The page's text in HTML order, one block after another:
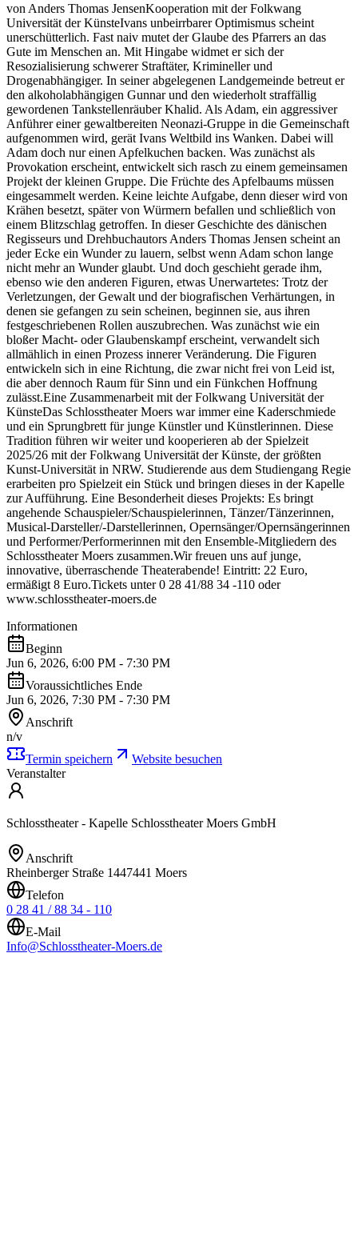
von Anders Thomas JensenKooperation mit der Folkwang
Universität der KünsteIvans unbeirrbarer Optimismus scheint
unerschütterlich. Fast naiv mutet der Glaube des Pfarrers an das
Gute im Menschen an. Mit Hingabe widmet er sich der
Resozialisierung schwerer Straftäter, Krimineller und
Drogenabhängiger. In seiner abgelegenen Landgemeinde betreut er
den alkoholabhängigen Gunnar und den wiederholt straffällig
gewordenen Tankstellenräuber Khalid. Als Adam, ein aggressiver
Anführer einer gewaltbereiten Neonazi-Gruppe in die Gemeinschaft
aufgenommen wird, gerät Ivans Weltbild ins Wanken. Dabei will
Adam doch nur einen Apfelkuchen backen. Was zunächst als
Provokation erscheint, entwickelt sich rasch zu einem gemeinsamen
Projekt der kleinen Gruppe. Die Früchte des Apfelbaums müssen
eingesammelt werden. Keine leichte Aufgabe, denn dieser wird von
Krähen besetzt, später von Würmern befallen und schließlich von
einem Blitzschlag getroffen. In dieser Geschichte des dänischen
Regisseurs und Drehbuchautors Anders Thomas Jensen scheint an
jeder Ecke ein Wunder zu lauern, selbst wenn Adam schon lange
nicht mehr an Wunder glaubt. Und doch geschieht gerade ihm,
ebenso wie den anderen Figuren, etwas Unerwartetes: Trotz der
Verletzungen, der Gewalt und der biografischen Verhärtungen, in
denen sie gefangen zu sein scheinen, beginnen sie, aus ihren
festgeschriebenen Rollen auszubrechen. Was zunächst wie ein
bloßer Macht- oder Glaubenskampf erscheint, verwandelt sich
allmählich in einen Prozess innerer Veränderung. Die Figuren
entwickeln sich in eine Richtung, die zwar nicht frei von Leid ist,
die aber dennoch Raum für Sinn und ein Fünkchen Hoffnung
zulässt.Eine Zusammenarbeit mit der Folkwang Universität der
KünsteDas Schlosstheater Moers war immer eine Kaderschmiede
und ein Sprungbrett für junge Künstler und Künstlerinnen. Diese
Tradition führen wir weiter und kooperieren ab der Spielzeit
2025/26 mit der Folkwang Universität der Künste, der größten
Kunst-Universität in NRW. Studierende aus dem Studiengang Regie
erarbeiten pro Spielzeit ein Stück und bringen dieses in der Kapelle
zur Aufführung. Eine Besonderheit dieses Projekts: Es bringt
angehende Schauspieler/Schauspielerinnen, Tänzer/Tänzerinnen,
Musical-Darsteller/-Darstellerinnen, Opernsänger/Opernsängerinnen
und Performer/Performerinnen mit den Ensemble-Mitgliedern des
Schlosstheater Moers zusammen.Wir freuen uns auf junge,
innovative, überraschende Theaterabende! Eintritt: 22 Euro,
ermäßigt 8 Euro.Tickets unter 0 28 41/88 34 -110 oder
www.schlosstheater-moers.de
Informationen
Beginn
Jun 6, 2026, 6:00 PM - 7:30 PM
Voraussichtliches Ende
Jun 6, 2026, 7:30 PM - 7:30 PM
Anschrift
n/v
Termin speichern
Website besuchen
Veranstalter
Schlosstheater - Kapelle Schlosstheater Moers GmbH
Anschrift
Rheinberger Straße 1447441 Moers
Telefon
0 28 41 / 88 34 - 110
E-Mail
Info@Schlosstheater-Moers.de